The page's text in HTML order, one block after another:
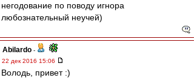
негодование по поводу игнора
любознательный неучей)
Abilardo -
22 дек 2016 15:06
Володь, привет :)